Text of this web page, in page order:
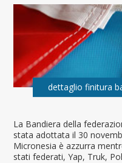
La Bandiera della
stata adottata il 30
Micronesia è azzurra
stati federati, Yap, Truk,
dettaglio finitura